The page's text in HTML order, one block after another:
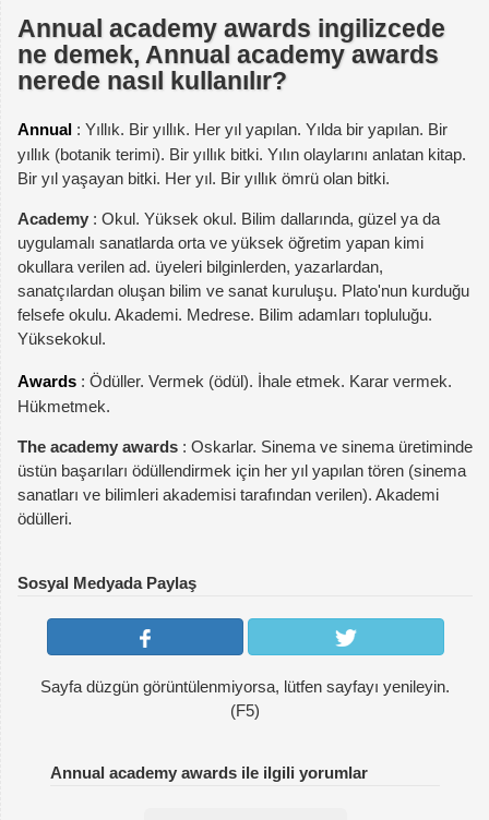
Annual academy awards ingilizcede
ne demek, Annual academy awards
nerede nasıl kullanılır?
Annual : Yıllık. Bir yıllık. Her yıl yapılan. Yılda bir yapılan. Bir
yıllık (botanik terimi). Bir yıllık bitki. Yılın olaylarını anlatan kitap.
Bir yıl yaşayan bitki. Her yıl. Bir yıllık ömrü olan bitki.
Academy : Okul. Yüksek okul. Bilim dallarında, güzel ya da
uygulamalı sanatlarda orta ve yüksek öğretim yapan kimi
okullara verilen ad. üyeleri bilginlerden, yazarlardan,
sanatçılardan oluşan bilim ve sanat kuruluşu. Plato'nun kurduğu
felsefe okulu. Akademi. Medrese. Bilim adamları topluluğu.
Yüksekokul.
Awards : Ödüller. Vermek (ödül). İhale etmek. Karar vermek.
Hükmetmek.
The academy awards : Oskarlar. Sinema ve sinema üretiminde
üstün başarıları ödüllendirmek için her yıl yapılan tören (sinema
sanatları ve bilimleri akademisi tarafından verilen). Akademi
ödülleri.
Sosyal Medyada Paylaş
Sayfa düzgün görüntülenmiyorsa, lütfen sayfayı yenileyin.
(F5)
Annual academy awards ile ilgili yorumlar